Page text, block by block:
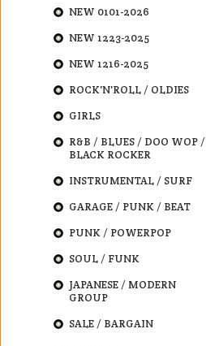
NEW 0101-2026
NEW 1223-2025
NEW 1216-2025
ROCK'N'ROLL / OLDIES
GIRLS
R&B / BLUES / DOO WOP /
BLACK ROCKER
INSTRUMENTAL / SURF
GARAGE / PUNK / BEAT
PUNK / POWERPOP
SOUL / FUNK
JAPANESE / MODERN
GROUP
SALE / BARGAIN